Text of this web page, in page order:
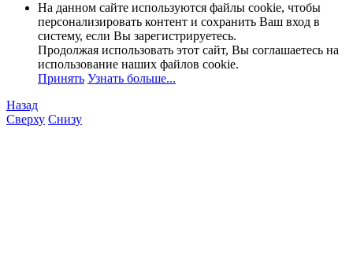
На данном сайте используются файлы cookie, чтобы
персонализировать контент и сохранить Ваш вход в
систему, если Вы зарегистрируетесь.
Продолжая использовать этот сайт, Вы соглашаетесь на
использование наших файлов cookie.
Принять Узнать больше...
Назад
Сверху Снизу